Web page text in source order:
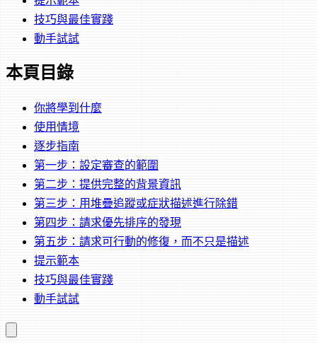
技巧與最佳實踐
動手試試
本頁目錄
你將學到什麼
使用情境
逐步指南
第一步：設定審查的範圍
第二步：提供完整的背景資訊
第三步：用堆疊追蹤或症狀描述進行除錯
第四步：請求優先排序的發現
第五步：請求可行動的修復，而不只是描述
提示範本
技巧與最佳實踐
動手試試